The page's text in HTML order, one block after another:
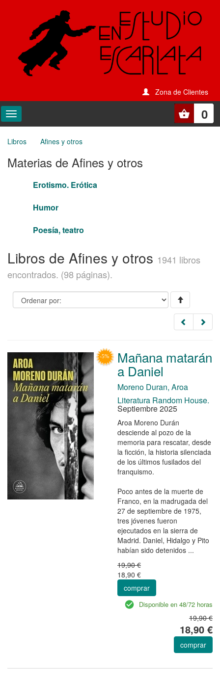
Zona de Clientes
0
Libros Afines y otros
Materias de Afines y otros
Erotismo. Erótica
Humor
Poesía, teatro
Libros de Afines y otros 1941 libros
encontrados. (98 páginas).
Mañana matarán
a Daniel
Moreno Duran, Aroa
Literatura Random House.
Septiembre 2025
Aroa Moreno Durán
desciende al pozo de la
memoria para rescatar, desde
la ficción, la historia silenciada
de los últimos fusilados del
franquismo.
Poco antes de la muerte de
Franco, en la madrugada del
27 de septiembre de 1975,
tres jóvenes fueron
ejecutados en la sierra de
Madrid. Daniel, Hidalgo y Pito
habían sido detenidos ...
19,90 €
18,90 €
comprar
Disponible en 48/72 horas
19,90 €
18,90 €
comprar